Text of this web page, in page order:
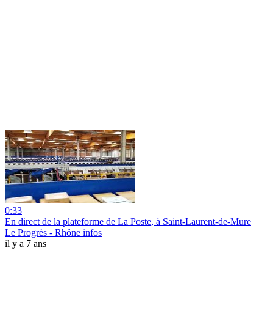
0:33
En direct de la plateforme de La Poste, à Saint-Laurent-de-Mure
Le Progrès - Rhône infos
il y a 7 ans